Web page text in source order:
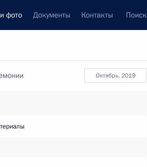
фото Документы Контакты Поиск
октябрь, 2019